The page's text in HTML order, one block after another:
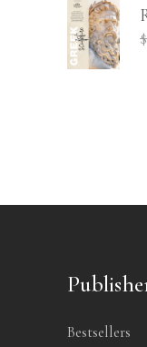
$
Bestsellers